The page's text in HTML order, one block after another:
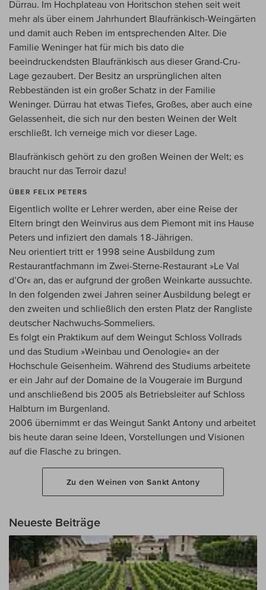
Dürrau. Im Hochplateau von Horitschon stehen seit weit
mehr als über einem Jahrhundert Blaufränkisch-Weingärten
und damit auch Reben im entsprechenden Alter. Die
Familie Weninger hat für mich bis dato die
beeindruckendsten Blaufränkisch aus dieser Grand-Cru-
Lage gezaubert. Der Besitz an ursprünglichen alten
Rebbeständen ist ein großer Schatz in der Familie
Weninger. Dürrau hat etwas Tiefes, Großes, aber auch eine
Gelassenheit, die sich nur den besten Weinen der Welt
erschließt. Ich verneige mich vor dieser Lage.
Blaufränkisch gehört zu den großen Weinen der Welt; es
braucht nur das Terroir dazu!
ÜBER FELIX PETERS
Eigentlich wollte er Lehrer werden, aber eine Reise der
Eltern bringt den Weinvirus aus dem Piemont mit ins Hause
Peters und infiziert den damals 18-Jährigen.
Neu orientiert tritt er 1998 seine Ausbildung zum
Restaurantfachmann im Zwei-Sterne-Restaurant »Le Val
d’Or« an, das er aufgrund der großen Weinkarte aussuchte.
In den folgenden zwei Jahren seiner Ausbildung belegt er
den zweiten und schließlich den ersten Platz der Rangliste
deutscher Nachwuchs-Sommeliers.
Es folgt ein Praktikum auf dem Weingut Schloss Vollrads
und das Studium »Weinbau und Oenologie« an der
Hochschule Geisenheim. Während des Studiums arbeitete
er ein Jahr auf der Domaine de la Vougeraie im Burgund
und anschließend bis 2005 als Betriebsleiter auf Schloss
Halbturn im Burgenland.
2006 übernimmt er das Weingut Sankt Antony und arbeitet
bis heute daran seine Ideen, Vorstellungen und Visionen
auf die Flasche zu bringen.
Zu den Weinen von Sankt Antony
Neueste Beiträge